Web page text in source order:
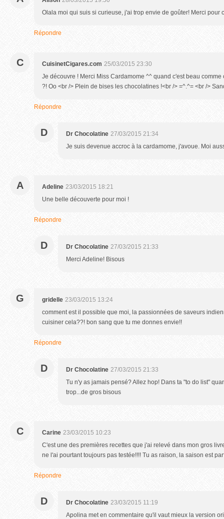
Olala moi qui suis si curieuse, j'ai trop envie de goûter! Merci pour
Répondre
C CuisinetCigares.com 25/03/2015 23:30
Je découvre ! Merci Miss Cardamome ^^ quand c'est beau
?! Oo <br /> Plein de bises les chocolatines !<br /> =^.^= <br />
Répondre
D Dr Chocolatine 27/03/2015 21:34
Je suis devenue accroc à la cardamome, j'avoue. Moi
A Adeline 23/03/2015 18:21
Une belle découverte pour moi !
Répondre
D Dr Chocolatine 27/03/2015 21:33
Merci Adeline! Bisous
G gridelle 23/03/2015 13:24
comment est il possible que moi, la passionnées de saveurs
cuisiner cela??! bon sang que tu me donnes envie!!
Répondre
D Dr Chocolatine 27/03/2015 21:33
Tu n'y as jamais pensé? Allez hop! Dans ta "to do list"
trop...de gros bisous
C Carine 23/03/2015 10:23
C'est une des premières recettes que j'ai relevé dans mon gros
ne l'ai pourtant toujours pas testée!!!! Tu as raison, la saison est
Répondre
D Dr Chocolatine 23/03/2015 11:19
Apolina met en commentaire qu'il vaut mieux la version